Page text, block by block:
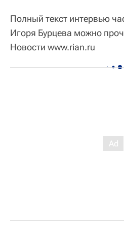
Полный текст интервью
Игоря Бурцева можно
Новости www.rian.ru